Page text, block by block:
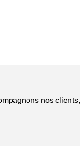
nos clients,